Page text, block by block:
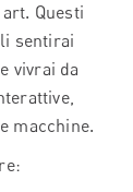
Questi
sentirai
vivrai da
macchine.